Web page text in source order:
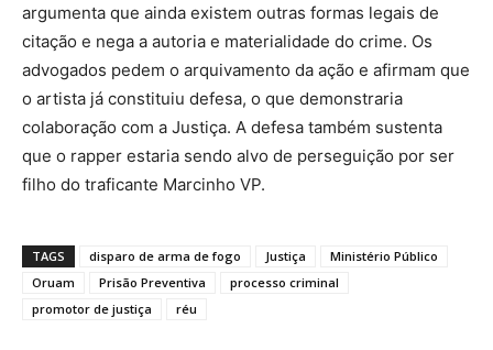
argumenta que ainda existem outras formas legais de
citação e nega a autoria e materialidade do crime. Os
advogados pedem o arquivamento da ação e afirmam que
o artista já constituiu defesa, o que demonstraria
colaboração com a Justiça. A defesa também sustenta
que o rapper estaria sendo alvo de perseguição por ser
filho do traficante Marcinho VP.
TAGS disparo de arma de fogo Justiça
Ministério Público
Oruam
Prisão Preventiva
processo criminal
promotor de justiça
réu